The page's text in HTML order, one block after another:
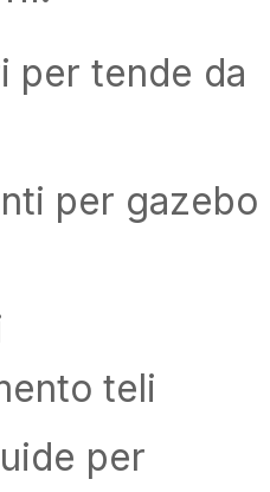
per tende da
per gazebo
teli
per